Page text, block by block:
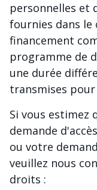
personnelles et
fournies dans le
financement
programme de
une durée
transmises
Si vous estimez
demande
ou votre
veuillez nous
droits :